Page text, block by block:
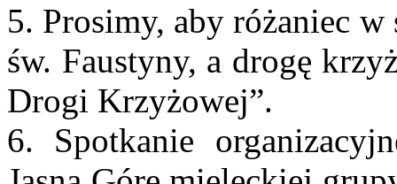
5. Prosimy, aby różaniec w
św. Faustyny, a drogę
Drogi Krzyżowej”.
6. Spotkanie